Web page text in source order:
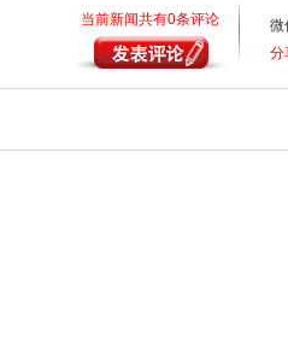
当前新闻共有0条评论 微
分